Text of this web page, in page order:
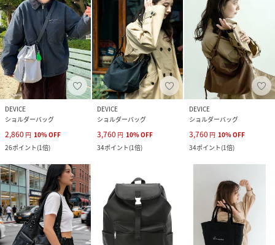
DEVICE
ショルダーバッグ
2,860 円 10%OFF
26ポイント(1倍)
DEVICE
ショルダーバッグ
3,760 円 10%OFF
34ポイント(1倍)
DEVICE
ショルダーバッグ
3,760 円 10%OFF
34ポイント(1倍)